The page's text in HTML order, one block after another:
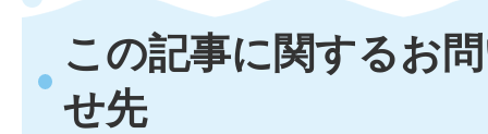
この記事に関するお
せ先